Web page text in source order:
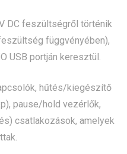
DC feszültségről történik
függvényében),
USB portján keresztül.
hűtés/kiegészítő
pause/hold vezérlők,
csatlakozások, amelyek